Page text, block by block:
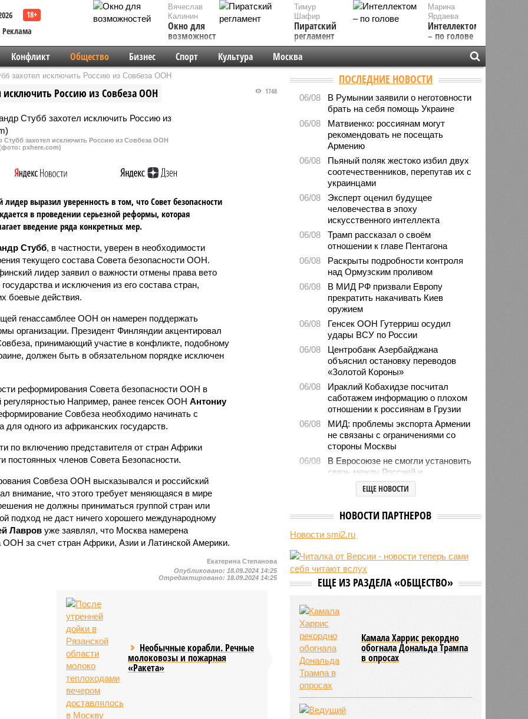
Реклама
Вячеслав
Калинин
Окно для
возможностей
Марина
Ярдаева
Интеллектом
– по голове
Тимур
Шафир
Пиратский
регламент
Конфликт Общество Бизнес Спорт Культура Москва
захотел исключить Россию из Совбеза ООН
исключить Россию из Совбеза ООН 1748
захотел исключить Россию из Совбеза ООН
pxhere.com)
лидер выразил уверенность в том, что Совет безопасности
в проведении серьезной реформы, которая
введение ряда конкретных мер.
Стубб, в частности, уверен в необходимости
текущего состава Совета безопасности ООН.
лидер заявил о важности отмены права вето
и исключения из его состава стран,
боевые действия.
генассамблее ООН он намерен поддержать
организации. Президент Финляндии акцентировал
принимающий участие в конфликте, подобному
должен быть в обязательном порядке исключен
реформирования Совета безопасности ООН в
регулярностью Например, ранее генсек ООН Антониу
Совбеза необходимо начинать с
одного из африканских государств.
по включению представителя от стран Африки
постоянных членов Совета Безопасности.
Совбеза ООН высказывался и российский
внимание, что этого требует меняющаяся в мире
не должны приниматься группой стран или
подход не даст ничего хорошего международному
Лавровуже заявлял, что Москва намерена
ООН за счет стран Африки, Азии и Латинской Америки.
Екатерина Степанова
Опубликовано: 18.09.2024 14:25
Отредактировано: 18.09.2024 14:25
Необычные корабли. Речные
молоковозы и пожарная
«Ракета»
ПОСЛЕДНИЕ НОВОСТИ
06/08
В Румынии заявили о неготовности
брать на себя помощь Украине
06/08
Матвиенко: россиянам могут
рекомендовать не посещать
Армению
06/08
Пьяный поляк жестоко избил двух
соотечественников, перепутав их с
украинцами
06/08
Эксперт оценил будущее
человечества в эпоху
искусственного интеллекта
06/08
Трамп рассказал о своём
отношении к главе Пентагона
06/08
Раскрыты подробности контроля
над Ормузским проливом
06/08
В МИД РФ призвали Европу
прекратить накачивать Киев
оружием
06/08
Генсек ООН Гутерриш осудил
удары ВСУ по России
06/08
Центробанк Азербайджана
объяснил остановку переводов
«Золотой Короны»
06/08
Ираклий Кобахидзе посчитал
саботажем информацию о плохом
отношении к россиянам в Грузии
06/08
МИД: проблемы экспорта Армении
не связаны с ограничениями со
стороны Москвы
06/08
В Евросоюзе не смогли установить
связь между Россией и
миграционным кризисом в Сеуте
Ямпольская объяснила причины
ведущие вузы страны
06/08
Euractiv: закрытие границы с
экономики Финляндии
06/08
Минобрнауки осенью примет
решение о правилах приёма на
ЕЩЕ НОВОСТИ
НОВОСТИ ПАРТНЕРОВ
Новости smi2.ru
ЕЩЕ ИЗ РАЗДЕЛА «ОБЩЕСТВО»
Камала Харрис рекордно
обогнала Дональда Трампа
в опросах